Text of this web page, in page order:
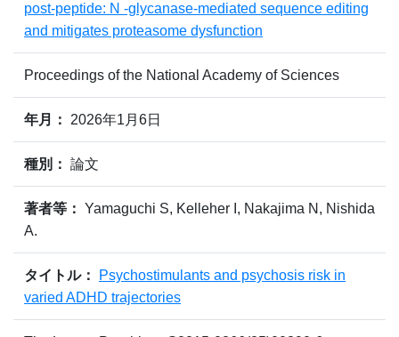
post-peptide: N -glycanase-mediated sequence editing
and mitigates proteasome dysfunction
Proceedings of the National Academy of Sciences
年月： 2026年1月6日
種別： 論文
著者等： Yamaguchi S, Kelleher I, Nakajima N, Nishida
A.
タイトル：
Psychostimulants and psychosis risk in
varied ADHD trajectories